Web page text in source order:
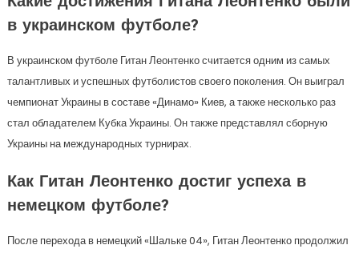
в украинском футболе?
В украинском футболе Гитан Леонтенко считается одним из самых
талантливых и успешных футболистов своего поколения. Он выиграл
чемпионат Украины в составе «Динамо» Киев, а также несколько раз
стал обладателем Кубка Украины. Он также представлял сборную
Украины на международных турнирах.
Как Гитан Леонтенко достиг успеха в
немецком футболе?
После перехода в немецкий «Шальке 04», Гитан Леонтенко продолжил